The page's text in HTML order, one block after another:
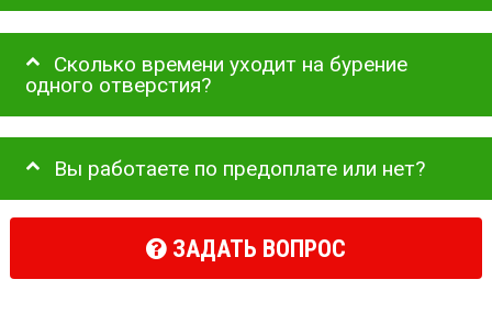
Сколько времени уходит на бурение
одного отверстия?
Вы работаете по предоплате или нет?
ЗАДАТЬ ВОПРОС